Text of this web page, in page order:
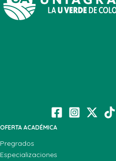
OFERTA ACADÉMICA
Pregrados
Especializaciones